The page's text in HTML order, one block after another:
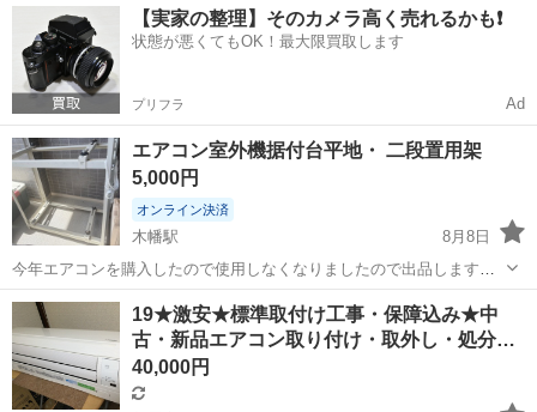
【実家の整理】そのカメラ高く売れるかも❗️
状態が悪くてもOK！最大限買取します
プリフラ Ad
エアコン室外機据付台平地・ 二段置用架
5,000円
オンライン決済
木幡駅
8月8日
今年エアコンを購入したので使用しなくなりましたので出品します。
詳しい事はわかりませんので、質問していただけると助かります。近
隣まで、できるだけ早くとりにきてくれる方を優先させていただきま
す。 よろしくおねがいします。
京都 宇治市 木幡駅 季節、空調家電
19★激安★標準取付け工事・保障込み★中
古・新品エアコン取り付け・取外し・処分…
40,000円